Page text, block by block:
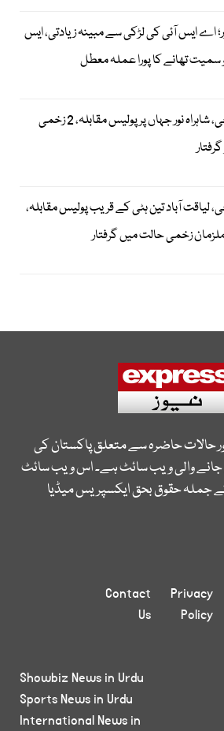
اے ایس آئی کی لڑکی سے مبینہ زیادتی، ایس
سمیت تھانے کا پورا عملہ معطل
کراچی، شاہراہ نور جہاں پر پولیس مقابلہ، 2 زخمی
لیاقت آباد تین ہٹی کے قریب پولیس مقابلہ،
زخمی حالت میں گرفتار
حالات حاضرہ سے متعلق پاکستان کی
والی ویب سائٹ ہے۔ اس ویب سائٹ
کے جملہ حقوق بحق ایکسپریس میڈیا
Privacy
Policy
Contact
Us
Showbiz News in Urdu
Sports News in Urdu
International News in